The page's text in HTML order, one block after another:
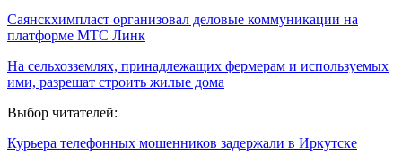
Саянскхимпласт организовал деловые коммуникации на
платформе МТС Линк
На сельхозземлях, принадлежащих фермерам и используемых
ими, разрешат строить жилые дома
Выбор читателей:
Курьера телефонных мошенников задержали в Иркутске